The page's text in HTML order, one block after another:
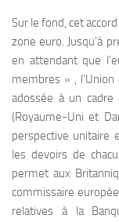
Sur le fond, cet
zone euro. Jusqu’à
en attendant que
membres » ,
adossée à un
(Royaume-Uni et
perspective unitaire
les devoirs de
permet aux
commissaire
relatives à la